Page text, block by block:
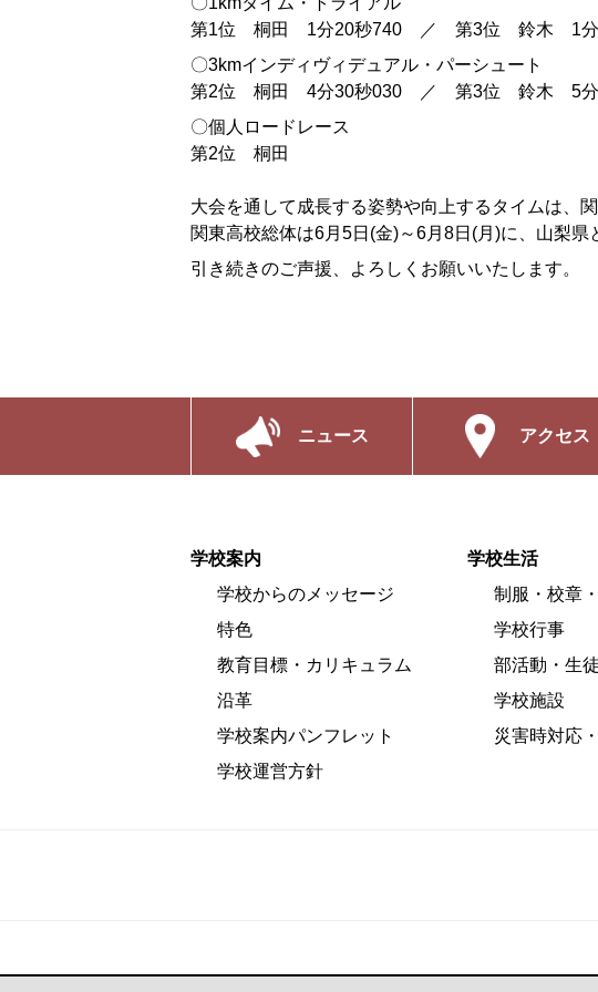
第1位 桐田 1分20秒740 ／ 第3位 鈴木 1分
〇3kmインディヴィデュアル・パーシュート
第2位 桐田 4分30秒030 ／ 第3位 鈴木 5分
〇個人ロードレース
第2位 桐田
大会を通して成長する姿勢や向上するタイムは、
関東高校総体は6月5日(金)～6月8日(月)に、山梨県
引き続きのご声援、よろしくお願いいたします。
ニュース アクセス
学校案内
学校からのメッセージ
特色
教育目標・カリキュラム
沿革
学校案内パンフレット
学校運営方針
学校生活
制服・校章
学校行事
部活動・生
学校施設
災害時対応